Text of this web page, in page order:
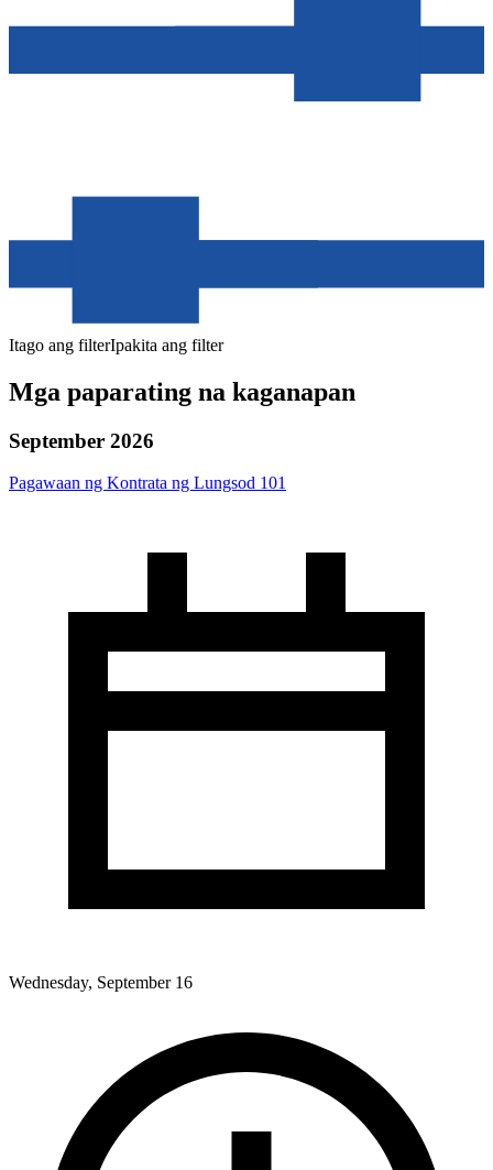
Itago ang filterIpakita ang filter
Mga paparating na kaganapan
September 2026
Pagawaan ng Kontrata ng Lungsod 101
Wednesday, September 16